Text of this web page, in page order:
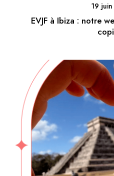
19
EVJF à Ibiza : notre